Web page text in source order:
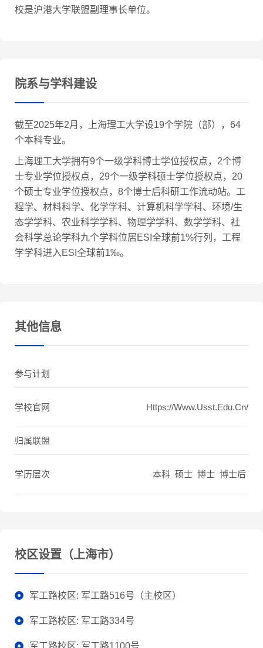
校是沪港大学联盟副理事长单位。
院系与学科建设
截至2025年2月，上海理工大学设19个学院（部），64
个本科专业。
上海理工大学拥有9个一级学科博士学位授权点，2个博
士专业学位授权点，29个一级学科硕士学位授权点，20
个硕士专业学位授权点，8个博士后科研工作流动站。工
程学、材料科学、化学学科、计算机科学学科、环境/生
态学学科、农业科学学科、物理学学科、数学学科、社
会科学总论学科九个学科位居ESI全球前1%行列，工程
学学科进入ESI全球前1‰。
其他信息
参与计划
学校官网 Https://www.usst.edu.cn/
归属联盟
学历层次 本科 硕士 博士 博士后
校区设置（上海市）
军工路校区: 军工路516号（主校区）
军工路校区: 军工路334号
军工路校区: 军工路1100号